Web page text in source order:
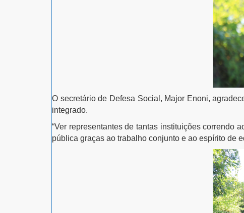
O secretário de Defesa Social, Major Enoni,
integrado.
“Ver representantes de tantas instituições correndo
pública graças ao trabalho conjunto e ao espírito de